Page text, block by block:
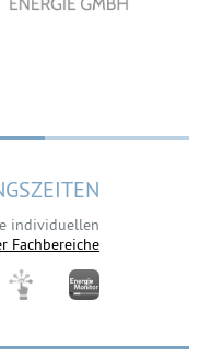
individuellen
Fachbereiche